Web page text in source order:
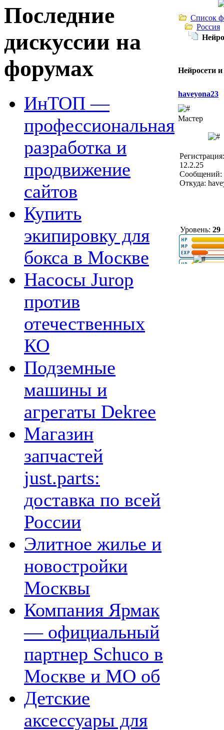
Последние
дискуссии на
форумах
ИнТОП —
профессиональная
разработка и
продвижение
сайтов
Купить
экипировку для
бокса в Москве
Насосы Jurop
против
отечественных
КО
Подземные
машины и
агрегаты Dekree
Магазин
запчастей
just.parts:
доставка по всей
России
Элитное жилье и
новостройки
Москвы
Компания Ярмак
— официальный
партнер Schuco в
Москве и МО об
Детские
аксессуары для
Список
Россия
Нейросети
haveyona23
Мастер
Регистрация:
12.2.25
Сообщений:
Откуда:
Уровень: 29